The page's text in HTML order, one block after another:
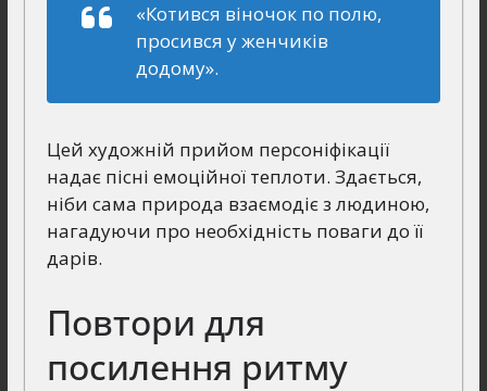
«Котився віночок по полю,
просився у женчиків
додому».
Цей художній прийом персоніфікації
надає пісні емоційної теплоти. Здається,
ніби сама природа взаємодіє з людиною,
нагадуючи про необхідність поваги до її
дарів.
Повтори для
посилення ритму